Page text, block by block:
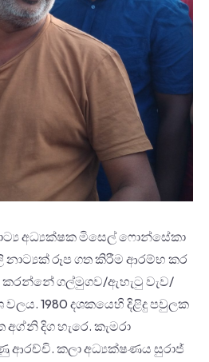
අධ්‍යක්ෂක මිසෙල් ෆොන්සේකා
රූප ගත කිරීම ආරම්භ කර
කරන්නේ ගල්මුගව/ඇහැටු වැව/
වලය. 1980 දශකයෙහි දිළිදු පවුලක
දිග හැරෙ. කැමරා
ආරච්චි. කලා අධ්‍යක්ෂණය සුරාජ්